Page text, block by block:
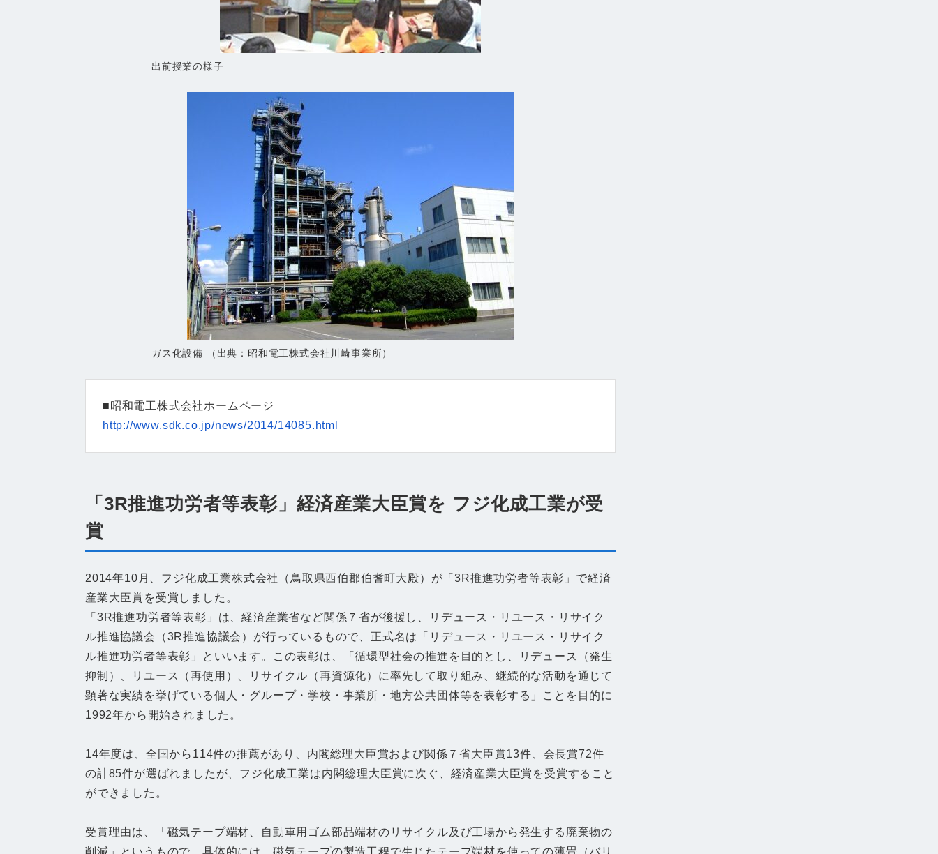
出前授業の様子
ガス化設備 （出典：昭和電工株式会社川崎事業所）
■昭和電工株式会社ホームページ
http://www.sdk.co.jp/news/2014/14085.html
「3R推進功労者等表彰」経済産業大臣賞を フジ化成工業が受
賞
2014年10月、フジ化成工業株式会社（鳥取県西伯郡伯耆町大殿）が「3R推進功労者等表彰」で経済
産業大臣賞を受賞しました。
「3R推進功労者等表彰」は、経済産業省など関係７省が後援し、リデュース・リユース・リサイク
ル推進協議会（3R推進協議会）が行っているもので、正式名は「リデュース・リユース・リサイク
ル推進功労者等表彰」といいます。この表彰は、「循環型社会の推進を目的とし、リデュース（発生
抑制）、リユース（再使用）、リサイクル（再資源化）に率先して取り組み、継続的な活動を通じて
顕著な実績を挙げている個人・グループ・学校・事業所・地方公共団体等を表彰する」ことを目的に
1992年から開始されました。
14年度は、全国から114件の推薦があり、内閣総理大臣賞および関係７省大臣賞13件、会長賞72件
の計85件が選ばれましたが、フジ化成工業は内閣総理大臣賞に次ぐ、経済産業大臣賞を受賞すること
ができました。
受賞理由は、「磁気テープ端材、自動車用ゴム部品端材のリサイクル及び工場から発生する廃棄物の